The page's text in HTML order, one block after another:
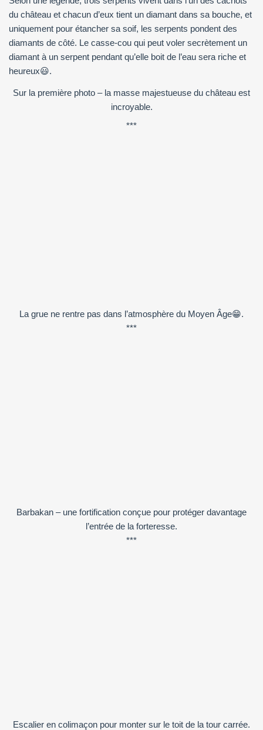
du château et chacun d’eux tient un diamant dans sa bouche, et
uniquement pour étancher sa soif, les serpents pondent des
diamants de côté. Le casse-cou qui peut voler secrètement un
diamant à un serpent pendant qu’elle boit de l’eau sera riche et
heureux😃.
Sur la première photo – la masse majestueuse du château est
incroyable.
***
La grue ne rentre pas dans l’atmosphère du Moyen Âge😁.
***
Barbakan – une fortification conçue pour protéger davantage
l’entrée de la forteresse.
***
Escalier en colimaçon pour monter sur le toit de la tour carrée.